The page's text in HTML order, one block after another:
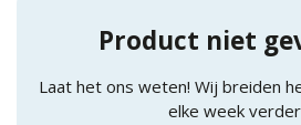
Product niet
Laat het ons weten! Wij breiden
elke week